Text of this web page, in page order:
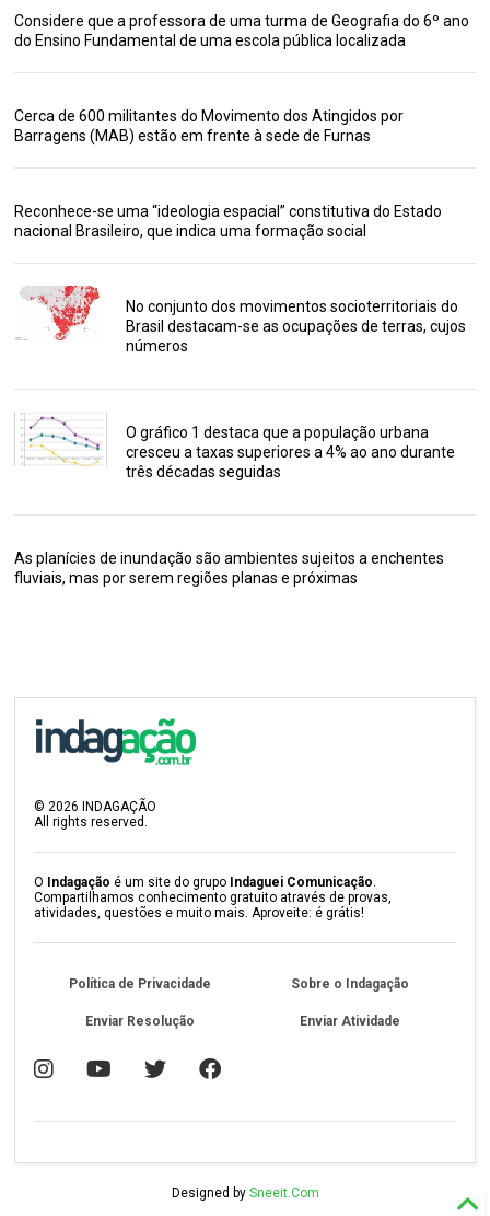
Considere que a professora de uma turma de Geografia do 6º ano
do Ensino Fundamental de uma escola pública localizada
Cerca de 600 militantes do Movimento dos Atingidos por
Barragens (MAB) estão em frente à sede de Furnas
Reconhece-se uma “ideologia espacial” constitutiva do Estado
nacional Brasileiro, que indica uma formação social
No conjunto dos movimentos socioterritoriais do
Brasil destacam-se as ocupações de terras, cujos
números
O gráfico 1 destaca que a população urbana
cresceu a taxas superiores a 4% ao ano durante
três décadas seguidas
As planícies de inundação são ambientes sujeitos a enchentes
fluviais, mas por serem regiões planas e próximas
©2026 INDAGAÇÃO
All rights reserved.
O Indagação é um site do grupo Indaguei Comunicação.
Compartilhamos conhecimento gratuito através de provas,
atividades, questões e muito mais. Aproveite: é grátis!
Política de Privacidade Sobre o Indagação
Enviar Resolução Enviar Atividade
Designed by Sneeit.Com